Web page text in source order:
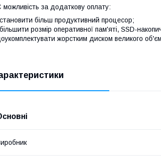
можливість за додаткову оплату:
більш продуктивний процесор;
розмір оперативної пам'яті, SSD-
жорстким диском великого